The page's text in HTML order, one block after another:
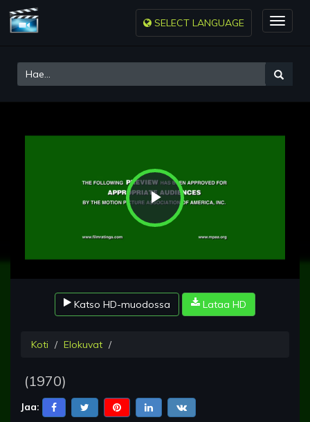
Toggle
SELECT LANGUAGE
Play
Katso HD-muodossa Lataa HD
Koti Elokuvat
(1970)
Jaa: